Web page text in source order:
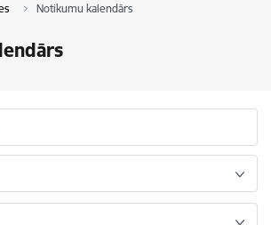
Notikumu kalendārs